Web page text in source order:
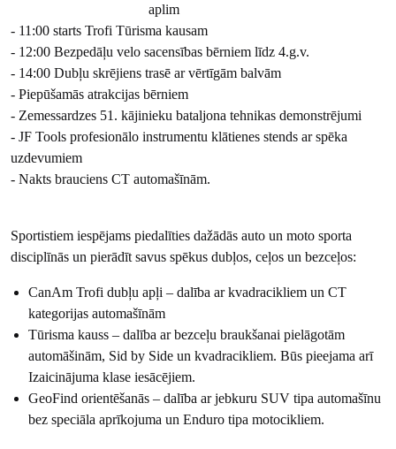
aplim
- 11:00 starts Trofi Tūrisma kausam
- 12:00 Bezpedāļu velo sacensības bērniem līdz 4.g.v.
- 14:00 Dubļu skrējiens trasē ar vērtīgām balvām
- Piepūšamās atrakcijas bērniem
- Zemessardzes 51. kājinieku bataljona tehnikas demonstrējumi
- JF Tools profesionālo instrumentu klātienes stends ar spēka
uzdevumiem
- Nakts brauciens CT automašīnām.
Sportistiem iespējams piedalīties dažādās auto un moto sporta
disciplīnās un pierādīt savus spēkus dubļos, ceļos un bezceļos:
CanAm Trofi dubļu apļi – dalība ar kvadracikliem un CT
kategorijas automašīnām
Tūrisma kauss – dalība ar bezceļu braukšanai pielāgotām
automāšinām, Sid by Side un kvadracikliem. Būs pieejama arī
Izaicinājuma klase iesācējiem.
GeoFind orientēšanās – dalība ar jebkuru SUV tipa automašīnu
bez speciāla aprīkojuma un Enduro tipa motocikliem.